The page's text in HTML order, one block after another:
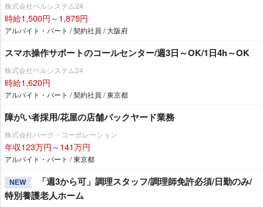
株式会社ベルシステム24
時給1,500円～1,875円
アルバイト・パート / 契約社員 / 大阪府
スマホ操作サポートのコールセンター/週3日～OK/1日4h～OK
株式会社ベルシステム24
時給1,620円
アルバイト・パート / 契約社員 / 東京都
障がい者採用/花屋の店舗バックヤード業務
株式会社パーク・コーポレーション
年収123万円～141万円
アルバイト・パート / 東京都
NEW
「週3から可」調理スタッフ/調理師免許必須/日勤のみ/
特別養護老人ホーム